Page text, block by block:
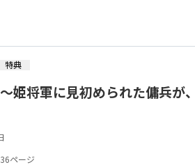
特典
姫将軍に見初められた傭兵が
ページ